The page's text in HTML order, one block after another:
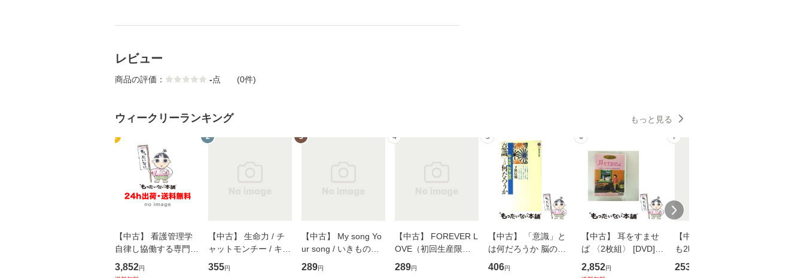
レビュー
商品の評価： -点 (0件)
ウィークリーランキング もっと見る
1
【中古】 看護管理学
自律し協働する専門職
の看護マネジメントス
キル 改訂第3版 (看護
3,852円
2
【中古】 生命力 / チ
ャットモンチー / キュ
ーンレコード [CD]
【メール便送料無料】
355円
3
【中古】 My song Yo
ur song / いきものが
かり / [CD]【メール便
送料無料】
289円
4
【中古】 FOREVER L
OVE（初回生産限定
盤） / 清水翔太×加藤
ミリヤ / [CD]【メール
289円
5
【中古】 「意識」と
は何だろうか 脳の来
歴、知覚の錯誤 （講
談社現代新書） / 下条
406円
6
【中古】 耳をすませ
ば 〈2枚組〉 [DVD] /
ブエナ・ビスタ・ホー
ム・エンターテイメン
2,852円
7
【中古】 知識ゼロで
も2時間で決算書が読
めるようになる！ 会
253